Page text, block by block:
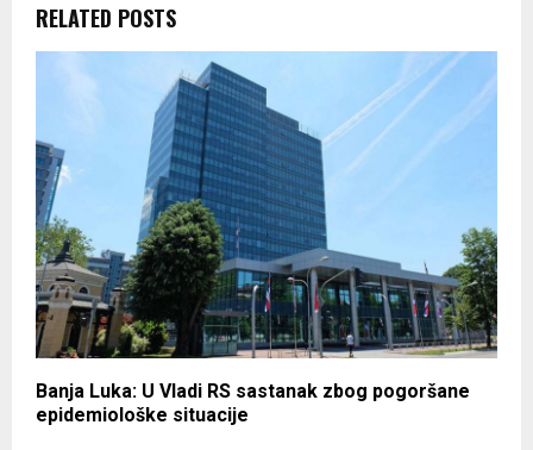
RELATED POSTS
Banja Luka: U Vladi RS sastanak zbog pogoršane
epidemiološke situacije